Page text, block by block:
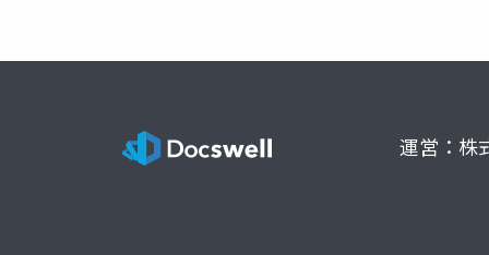
運営：株